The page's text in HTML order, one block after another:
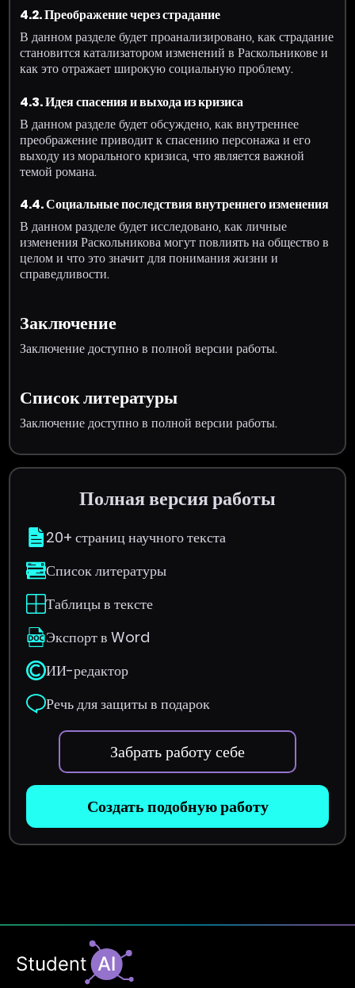
4.2. Преображение через страдание
В данном разделе будет проанализировано, как страдание
становится катализатором изменений в Раскольникове и
как это отражает широкую социальную проблему.
4.3. Идея спасения и выхода из кризиса
В данном разделе будет обсуждено, как внутреннее
преображение приводит к спасению персонажа и его
выходу из морального кризиса, что является важной
темой романа.
4.4. Социальные последствия внутреннего изменения
В данном разделе будет исследовано, как личные
изменения Раскольникова могут повлиять на общество в
целом и что это значит для понимания жизни и
справедливости.
Заключение
Заключение доступно в полной версии работы.
Список литературы
Заключение доступно в полной версии работы.
Полная версия работы
20+ страниц научного текста
Список литературы
Таблицы в тексте
Экспорт в Word
ИИ-редактор
Речь для защиты в подарок
Забрать работу себе
Создать подобную работу